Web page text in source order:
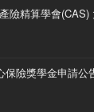
險精算學會
保險獎學金申請公